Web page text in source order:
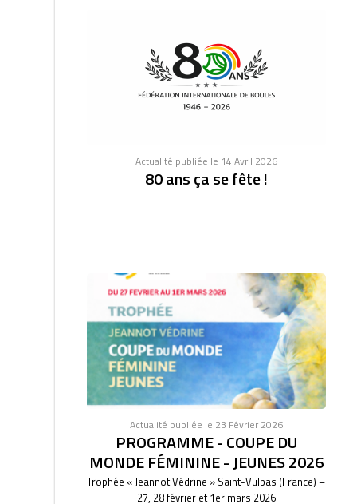
Actualité publiée le 14 Avril 2026
80 ans ça se fête !
Actualité publiée le 23 Février 2026
PROGRAMME - COUPE DU
MONDE FÉMININE - JEUNES 2026
Trophée « Jeannot Védrine » Saint-Vulbas (France) –
27, 28 février et 1er mars 2026